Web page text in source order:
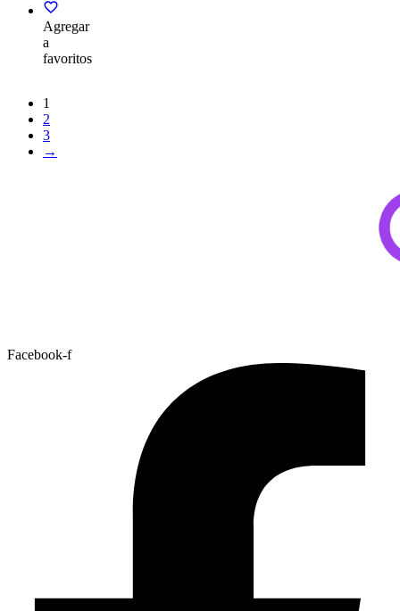
Agregar
a
favoritos
1
2
3
→
Facebook-f